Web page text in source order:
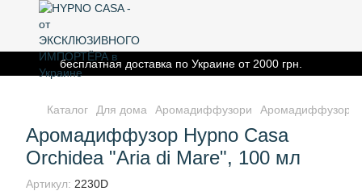
бесплатная доставка по Украине от 2000 грн.
Каталог Для дома Аромадиффузори Аромадиффузор
Аромадиффузор Hypno Casa
Orchidea "Aria di Mare", 100 мл
Артикул: 2230D